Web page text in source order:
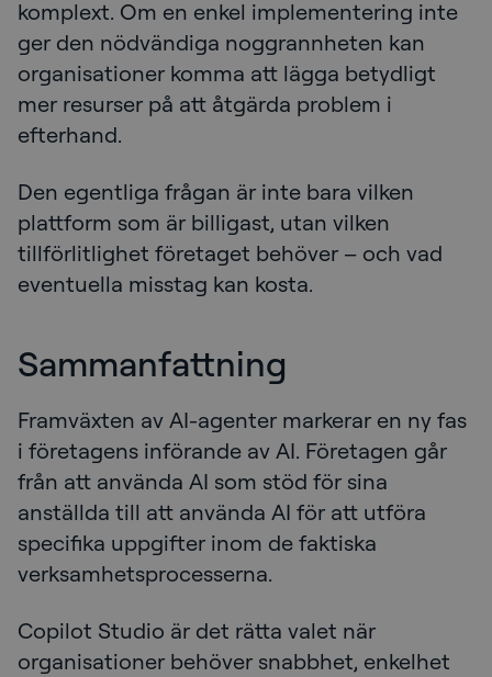
komplext. Om en enkel implementering inte
ger den nödvändiga noggrannheten kan
organisationer komma att lägga betydligt
mer resurser på att åtgärda problem i
efterhand.
Den egentliga frågan är inte bara vilken
plattform som är billigast, utan vilken
tillförlitlighet företaget behöver – och vad
eventuella misstag kan kosta.
Sammanfattning
Framväxten av AI-agenter markerar en ny fas
i företagens införande av AI. Företagen går
från att använda AI som stöd för sina
anställda till att använda AI för att utföra
specifika uppgifter inom de faktiska
verksamhetsprocesserna.
Copilot Studio är det rätta valet när
organisationer behöver snabbhet, enkelhet